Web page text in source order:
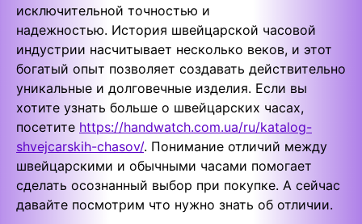
исключительной точностью и
надежностью. История швейцарской часовой
индустрии насчитывает несколько веков, и этот
богатый опыт позволяет создавать действительно
уникальные и долговечные изделия. Если вы
хотите узнать больше о швейцарских часах,
посетите https://handwatch.com.ua/ru/katalog-
shvejcarskih-chasov/. Понимание отличий между
швейцарскими и обычными часами помогает
сделать осознанный выбор при покупке. А сейчас
давайте посмотрим что нужно знать об отличии.